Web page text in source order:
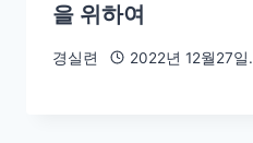
을 위하여
경실련 2022년 12월27일.